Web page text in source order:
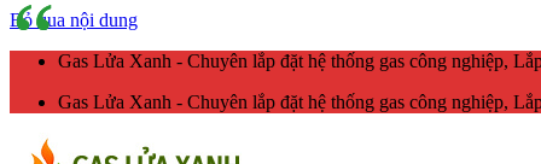
Bỏ qua nội dung
Gas Lửa Xanh - Chuyên lắp đặt hệ thống gas công nghiệp,
Gas Lửa Xanh - Chuyên lắp đặt hệ thống gas công nghiệp,